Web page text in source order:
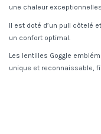
une chaleur
Il est doté d’un pull côtelé
un confort optimal.
Les lentilles Goggle
unique et reconnaissable,